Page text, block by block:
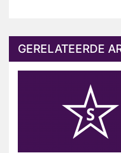
GERELATEERDE